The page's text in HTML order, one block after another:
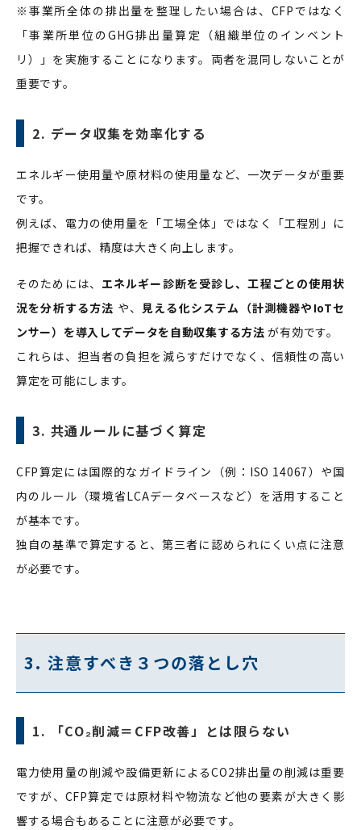
※事業所全体の排出量を整理したい場合は、CFPではなく
「事業所単位のGHG排出量算定（組織単位のインベント
リ）」を実施することになります。両者を混同しないことが
重要です。
2. データ収集を効率化する
エネルギー使用量や原材料の使用量など、一次データが重要
です。
例えば、電力の使用量を「工場全体」ではなく「工程別」に
把握できれば、精度は大きく向上します。
そのためには、 エネルギー診断を受診し、工程ごとの使用状
況を分析する方法 や、見える化システム（計測機器やIoTセ
ンサー）を導入してデータを自動収集する方法 が有効です。
これらは、担当者の負担を減らすだけでなく、信頼性の高い
算定を可能にします。
3. 共通ルールに基づく算定
CFP算定には国際的なガイドライン（例：ISO 14067）や国
内のルール（環境省LCAデータベースなど）を活用すること
が基本です。
独自の基準で算定すると、第三者に認められにくい点に注意
が必要です。
3. 注意すべき３つの落とし穴
1. 「CO₂削減＝CFP改善」とは限らない
電力使用量の削減や設備更新によるCO2排出量の削減は重要
ですが、CFP算定では原材料や物流など他の要素が大きく影
響する場合もあることに注意が必要です。